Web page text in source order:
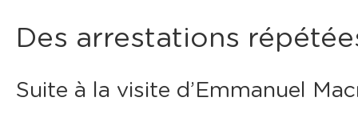
Des arrestations
Suite à la visite d’Emmanuel